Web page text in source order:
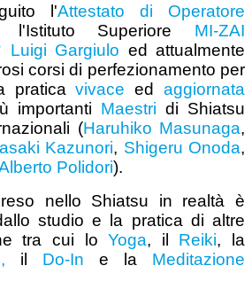
l'Attestato di Operatore
Superiore MI-ZAI
Luigi Gargiulo ed attualmente
corsi di perfezionamento per
praticavivace edaggiornata
importanti Maestri di Shiatsu
(Haruhiko Masunaga,
Kazunori, Shigeru Onoda,
Polidori).
nello Shiatsu in realtà è
studio e la pratica di altre
tra cui loYoga, il Reiki, la
il Do-In e la Meditazione